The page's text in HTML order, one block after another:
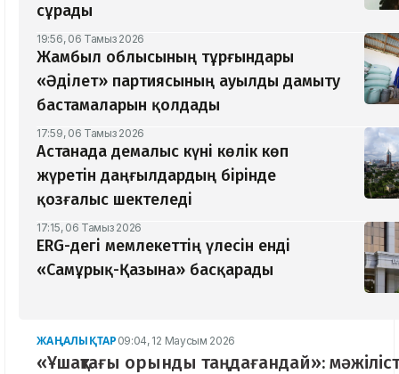
сұрады
19:56, 06 Тамыз 2026
Жамбыл облысының тұрғындары
«Әділет» партиясының ауылды дамыту
бастамаларын қолдады
17:59, 06 Тамыз 2026
Астанада демалыс күні көлік көп
жүретін даңғылдардың бірінде
қозғалыс шектеледі
17:15, 06 Тамыз 2026
ERG-дегі мемлекеттің үлесін енді
«Самұрық-Қазына» басқарады
ЖАҢАЛЫҚТАР 09:04, 12 Маусым 2026
«Ұшақтағы орынды таңдағандай»: